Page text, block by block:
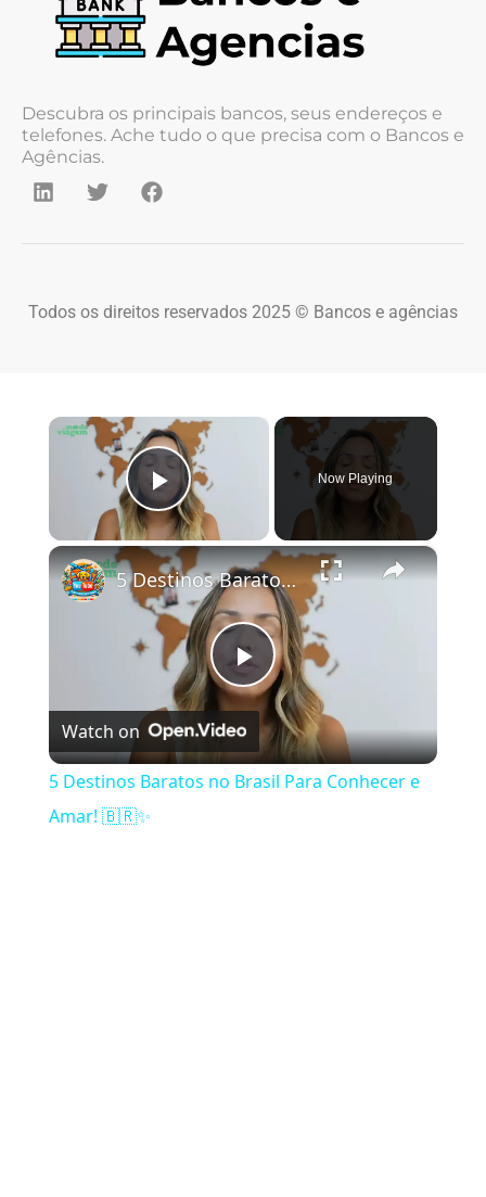
Descubra os principais bancos, seus endereços e
telefones. Ache tudo o que precisa com o Bancos e
Agências.
Todos os direitos reservados 2025 © Bancos e agências
×
Play Video
Now Playing
×
Play Video
5 Destinos Baratos no Brasil Para Conhecer e Amar! 🇧🇷✨
Watch on
5 Destinos Baratos no Brasil Para Conhecer e
Amar! 🇧🇷✨